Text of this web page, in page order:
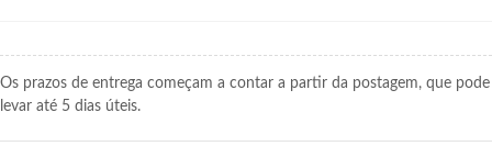
Os prazos de entrega começam a contar a partir da postagem, que pode
levar até 5 dias úteis.